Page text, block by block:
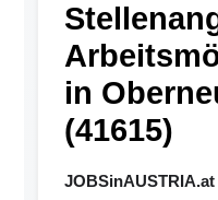
in
(41615)